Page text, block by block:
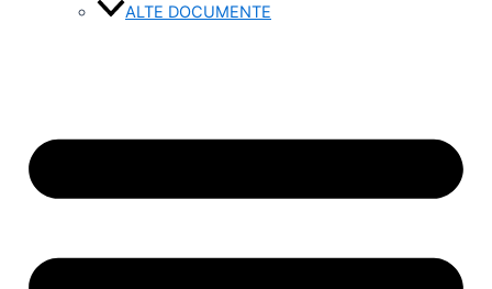
ALTE DOCUMENTE